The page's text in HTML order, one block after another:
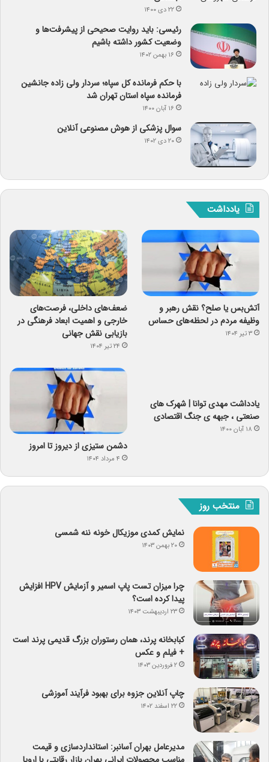
۲۲ دی ۱۴۰۰
رئیسی: باید روایت صحیحی از پیشرفت‌ها و
وضعیت کشور داشته باشیم
۱۶ بهمن ۱۴۰۲
با حکم فرمانده کل سپاه؛ سردار ولی زاده جانشین
فرمانده سپاه استان تهران شد
۱۶ آبان ۱۴۰۰
سوال پزشکی از هوش مصنوعی آنلاین
۲۰ دی ۱۴۰۲
یادداشت
آتش‌بس یا صلح؟ نقش رهبر و
وظیفه مردم در لحظه‌های حساس
۳ تیر ۱۴۰۴
ضعف‌های داخلی، فرصت‌های
خارجی و اهمیت ابعاد فرهنگی در
بازیابی نقش جهانی
۲۴ تیر ۱۴۰۴
یادداشت مهدی توانا | شهرک های
صنعتی ، جبهه ی جنگ اقتصادی
۱۸ آبان ۱۴۰۰
دشمن ستیزی از دیروز تا امروز
۴ مرداد ۱۴۰۴
منتخب روز
نمایش کمدی موزیکال خونه ننه شمسی
۲۰ بهمن ۱۴۰۳
چرا میزان تست پاپ اسمیر و آزمایش HPV افزایش
پیدا کرده است؟
۲۳ اردیبهشت ۱۴۰۳
کبابخانه پرند، همان رستوران بزرگ قدیمی پرند است
+ فیلم و عکس
۲ فروردین ۱۴۰۳
چاپ آنلاین جزوه برای بهبود فرآیند آموزشی
۲۲ اسفند ۱۴۰۲
مدیرعامل بهران آسانبر: استانداردسازی و قیمت